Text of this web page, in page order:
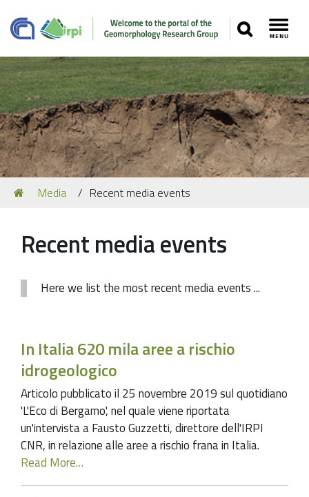
SEARCH
Navigation
Our Staff
Media
You
are
Media Recent media events
Recent media events
Here we list the most recent media events ...
In Italia 620 mila aree a rischio
idrogeologico
Articolo pubblicato il 25 novembre 2019 sul quotidiano
'L'Eco di Bergamo', nel quale viene riportata
un'intervista a Fausto Guzzetti, direttore dell'IRPI
CNR, in relazione alle aree a rischio frana in Italia.
Read More…